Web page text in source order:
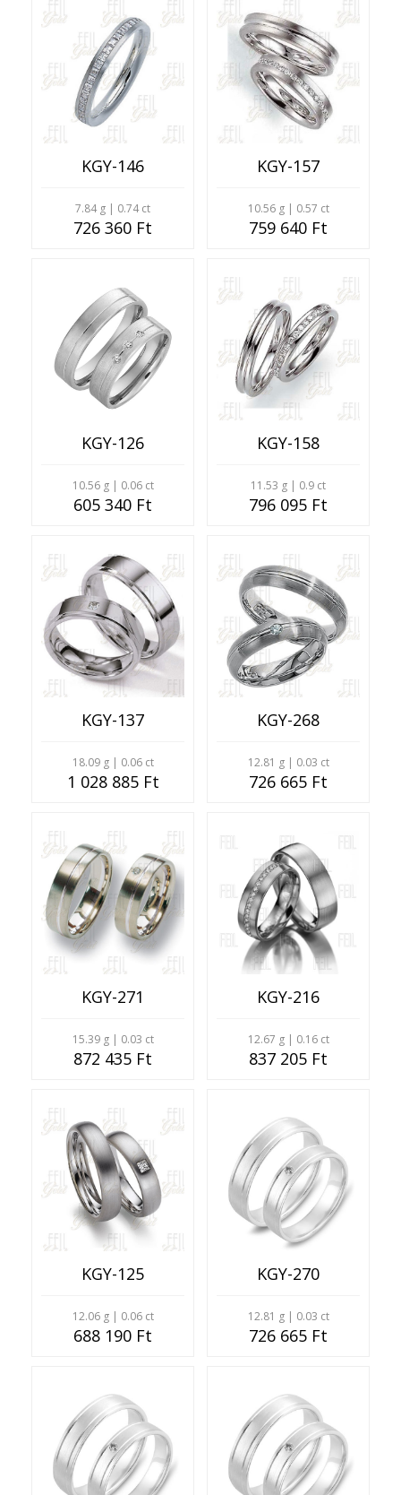
KGY-146
7.84 g | 0.74 ct
726 360 Ft
KGY-157
10.56 g | 0.57 ct
759 640 Ft
KGY-126
10.56 g | 0.06 ct
605 340 Ft
KGY-158
11.53 g | 0.9 ct
796 095 Ft
KGY-137
18.09 g | 0.06 ct
1 028 885 Ft
KGY-268
12.81 g | 0.03 ct
726 665 Ft
KGY-271
15.39 g | 0.03 ct
872 435 Ft
KGY-216
12.67 g | 0.16 ct
837 205 Ft
KGY-125
12.06 g | 0.06 ct
688 190 Ft
KGY-270
12.81 g | 0.03 ct
726 665 Ft